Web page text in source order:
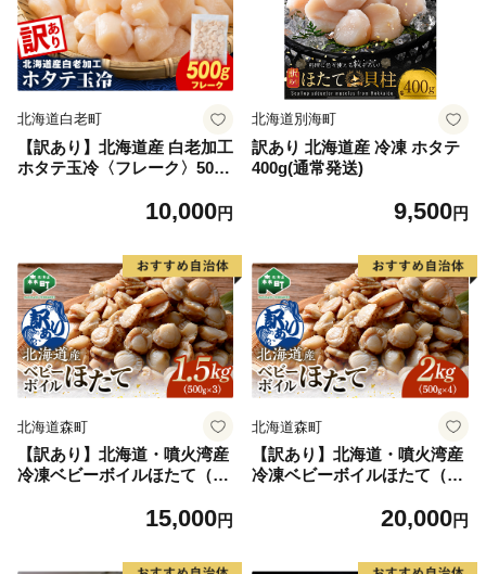
北海道白老町
【訳あり】北海道産 白老加工
ホタテ玉冷〈フレーク〉500g
10,000円
北海道別海町
訳あり 北海道産 冷凍 ホタテ
400g(通常発送)
9,500円
北海道森町
【訳あり】北海道・噴火湾産
冷凍ベビーボイルほたて（サ
3）噴火湾 ホタテ ベビーホタ
15,000円
北海道森町
【訳あり】北海道・噴火湾産
冷凍ベビーボイルほたて（サ
4）噴火湾 ホタテ ベビーホタ
20,000円